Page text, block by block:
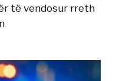
të vendosur rreth